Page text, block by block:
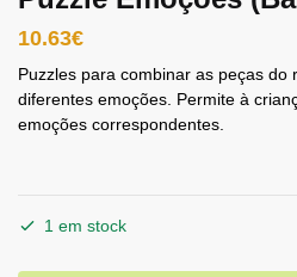
10.63€
Puzzles para combinar as peças do
diferentes emoções. Permite à
emoções correspondentes.
1 em stock